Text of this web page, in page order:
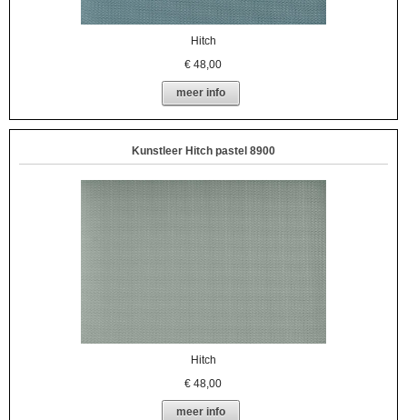
Hitch
€48,00
meer info
Kunstleer Hitch pastel 8900
Hitch
€48,00
meer info